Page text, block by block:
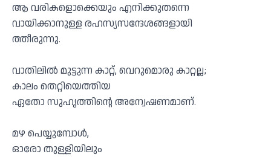
ആ വരികളൊക്കെയും എനിക്കുതന്നെ
വായിക്കാനുള്ള രഹസ്യസന്ദേശങ്ങളായി
ത്തീരുന്നു.
വാതിലിൽ മുട്ടുന്ന കാറ്റ്, വെറുമൊരു കാറ്റല്ല;
കാലം തെറ്റിയെത്തിയ
ഏതോ സുഹൃത്തിന്റെ അന്വേഷണമാണ്.
മഴ പെയ്യുമ്പോൾ,
ഓരോ തുള്ളിയിലും